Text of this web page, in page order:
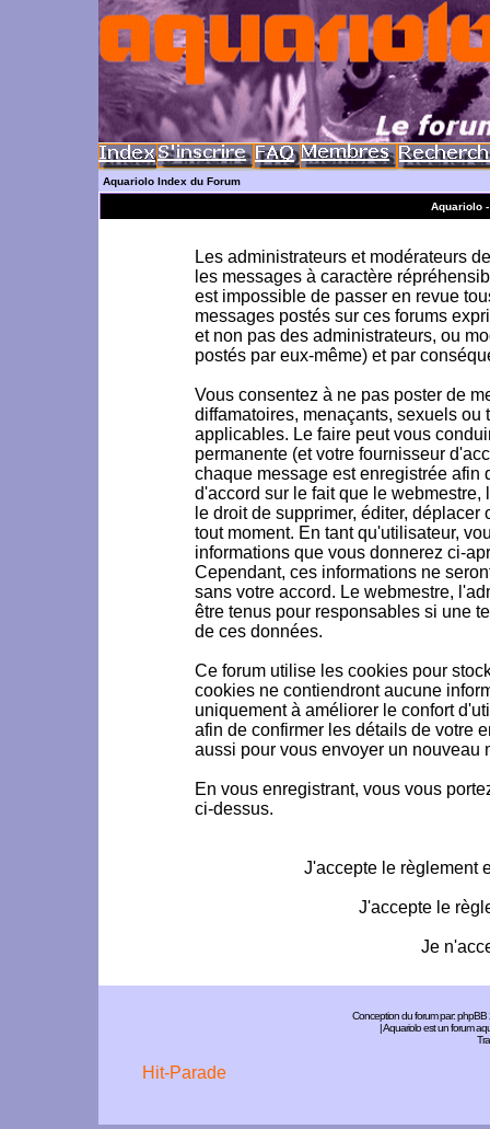
Aquariolo Index du Forum
Aquariolo
Les administrateurs et modérateurs
les messages à caractère
est impossible de passer en revue
messages postés sur ces forums
et non pas des administrateurs, ou
postés par eux-même) et par
Vous consentez à ne pas poster de
diffamatoires, menaçants, sexuels
applicables. Le faire peut vous
permanente (et votre fournisseur
chaque message est enregistrée afin
d'accord sur le fait que le
le droit de supprimer, éditer,
tout moment. En tant qu'utilisateur,
informations que vous donnerez ci-
Cependant, ces informations ne
sans votre accord. Le webmestre,
être tenus pour responsables si une
de ces données.
Ce forum utilise les cookies pour
cookies ne contiendront aucune
uniquement à améliorer le confort
afin de confirmer les détails de votre
aussi pour vous envoyer un nouveau
En vous enregistrant, vous vous
ci-dessus.
J'accepte le règlement
J'accepte le
Je
Conception du forum par:phpBB
| Aquariolo est un forum